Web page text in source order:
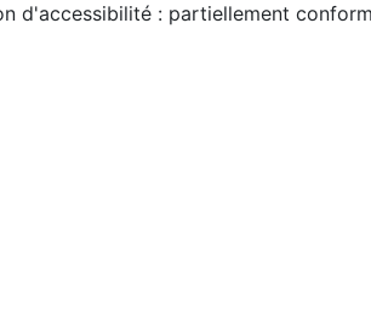
d'accessibilité : partiellement